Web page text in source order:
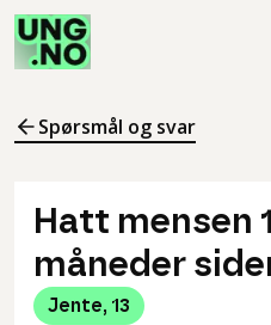
Spørsmål og svar
Hatt mensen
måneder
Jente, 13